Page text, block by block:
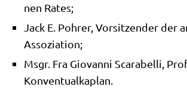
nen Rates;
Jack E. Poh­rer, Vor­sit­zen­der der
Assoziation;
Msgr. Fra Gio­van­ni Sca­ra­bel­li,
Konventualkaplan.